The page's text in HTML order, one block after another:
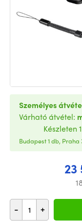
- +
Személyes
Várható átvétel:
Készleten
Budapest 1 db, Praha